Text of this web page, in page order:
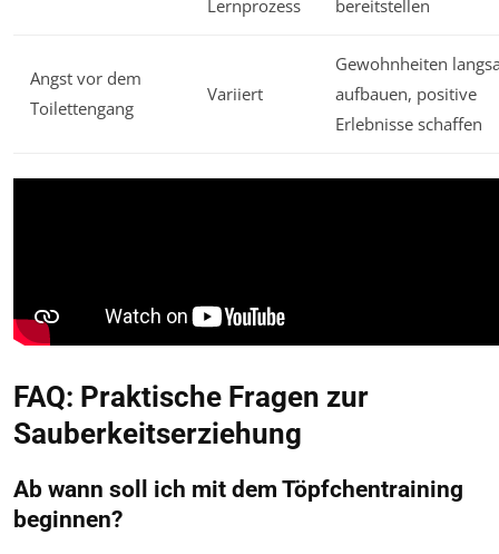
Lernprozess bereitstellen
Angst vor dem
Toilettengang
Variiert
Gewohnheiten
aufbauen, positive
Erlebnisse schaffen
FAQ: Praktische Fragen zur
Sauberkeitserziehung
Ab wann soll ich mit dem Töpfchentraining
beginnen?